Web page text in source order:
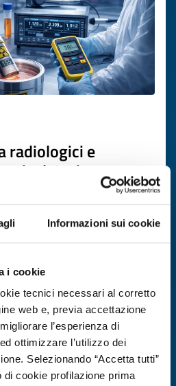
Informazioni sui cookie
i cookie
tecnici necessari al corretto
web e, previa accettazione
l’esperienza di
ottimizzare l’utilizzo dei
Selezionando “Accetta tutti”
di cookie profilazione prima
radiologici e
rivelatori